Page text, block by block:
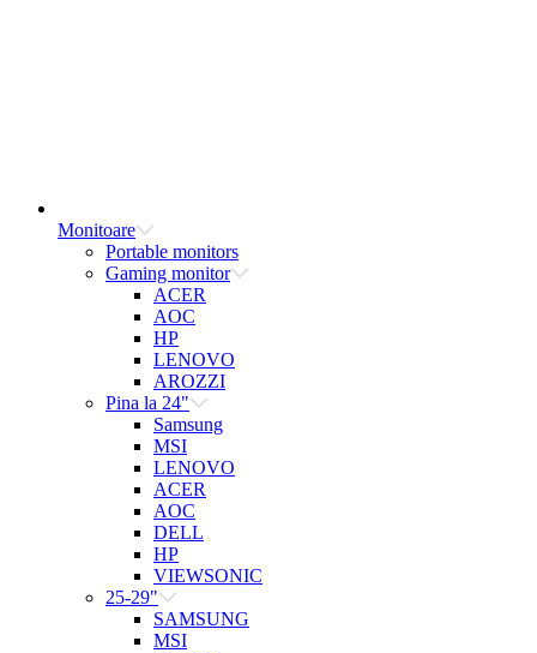
Monitoare
Portable monitors
Gaming monitor
ACER
AOC
HP
LENOVO
AROZZI
Pina la 24"
Samsung
MSI
LENOVO
ACER
AOC
DELL
HP
VIEWSONIC
25-29"
SAMSUNG
MSI